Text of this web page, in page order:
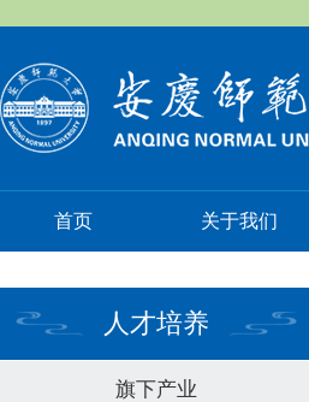
首页 关于我们
人才培养
旗下产业